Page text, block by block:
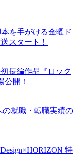
を手がける金曜ド
スタート！
長編作品『ロック
公開！
の就職・転職実績の
特